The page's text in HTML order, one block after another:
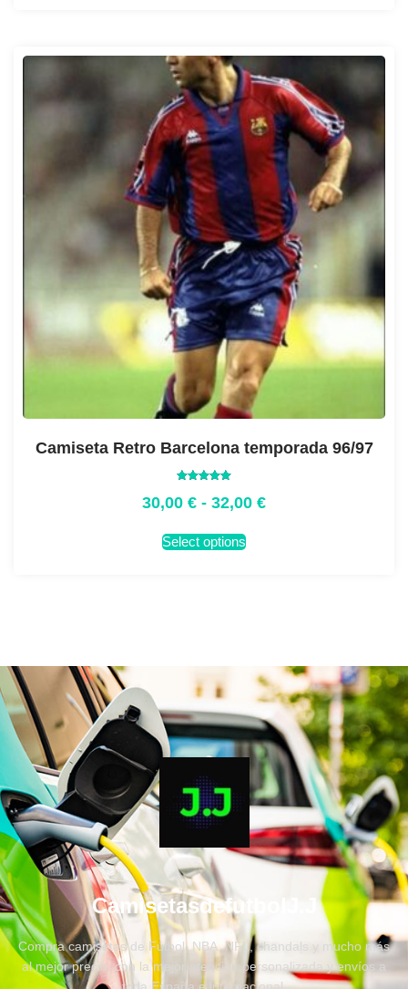
Camiseta Retro Barcelona temporada 96/97
con
5.00
30,00 € - 32,00 €
Select options
CamisetasdefutbolJ.J
Compra camisetas de Fútbol, NBA, NFL, chandals y mucho más
al mejor precio, con la mejor atención personalizada y envíos a
toda España e internacional.